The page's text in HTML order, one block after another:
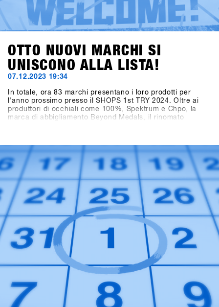
OTTO NUOVI MARCHI SI
UNISCONO ALLA LISTA!
07.12.2023 19:34
In totale, ora 83 marchi presentano i loro prodotti per
l'anno prossimo presso il SHOPS 1st TRY 2024. Oltre ai
produttori di occhiali come 100%, Spektrum e Chpo, la
marca di abbigliamento Beyond Medals, il rinomato
Particolarmente emozionante è la notizia dell'aggiunta nel
settore Hardware per Snowboard: anche Tur Snowboards
dalla Svezia è presente.Accedi a SHOPS 1st BASE per
scoprire di più su questi nuovi marchi!